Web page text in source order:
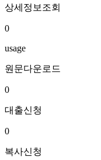
상세정보조회
0
usage
원문다운로드
0
대출신청
0
복사신청